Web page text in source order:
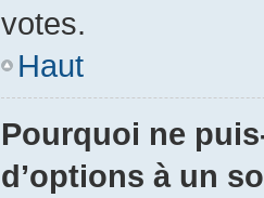
votes.
Haut
Pourquoi ne
d’options à un